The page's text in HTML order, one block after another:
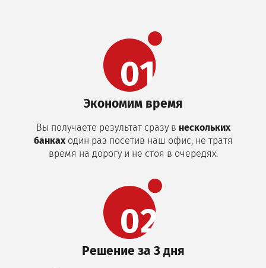
Экономим время
Вы получаете результат сразу в нескольких
банкаходин раз посетив наш офис, не тратя
время на дорогу и не стоя в очередях.
Решение за 3 дня